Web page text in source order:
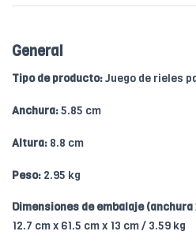
General
Tipo de producto:Juego de rieles
Anchura:5.85 cm
Altura: 8.8 cm
Peso: 2.95 kg
Dimensiones de embalaje
12.7 cm x 61.5 cm x 13 cm / 3.59 kg